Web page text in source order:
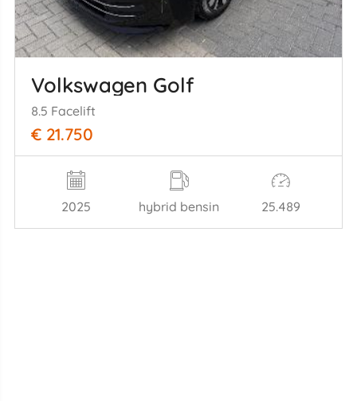
Volkswagen Golf
8.5 Facelift
€ 21.750
2025 hybrid bensin 25.489